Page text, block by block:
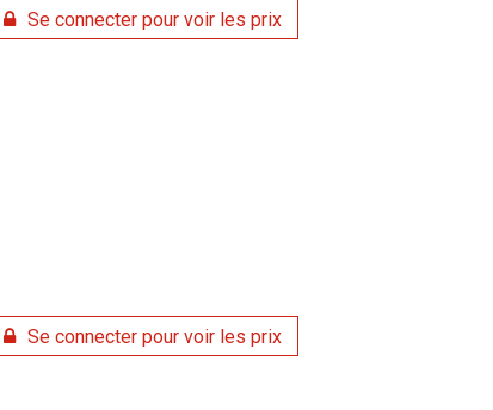
Se connecter pour voir les prix
Se connecter pour voir les prix